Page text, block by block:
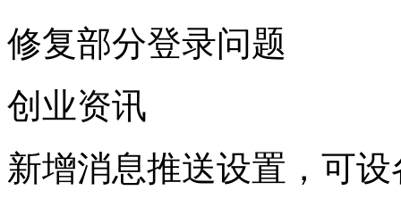
修复部分登录问题
创业资讯
新增消息推送设置，可